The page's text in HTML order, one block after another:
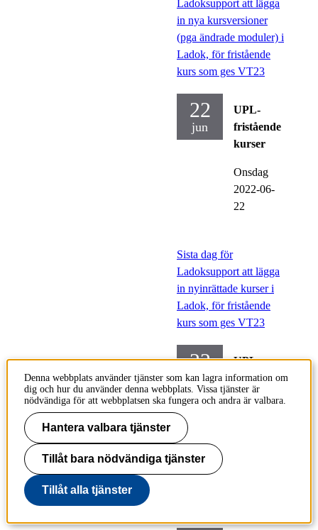
Ladoksupport att lägga
in nya kursversioner
(pga ändrade moduler) i
Ladok, för fristående
kurs som ges VT23
22
jun
UPL-
fristående
kurser
Onsdag
2022-06-
22
Sista dag för
Ladoksupport att lägga
in nyinrättade kurser i
Ladok, för fristående
kurs som ges VT23
22
jun
UPL-
fristående
kurser
Denna webbplats använder tjänster som kan lagra information om
dig och hur du använder denna webbplats. Vissa tjänster är
nödvändiga för att webbplatsen ska fungera och andra är valbara.
Hantera valbara tjänster
Tillåt bara nödvändiga tjänster
Tillåt alla tjänster